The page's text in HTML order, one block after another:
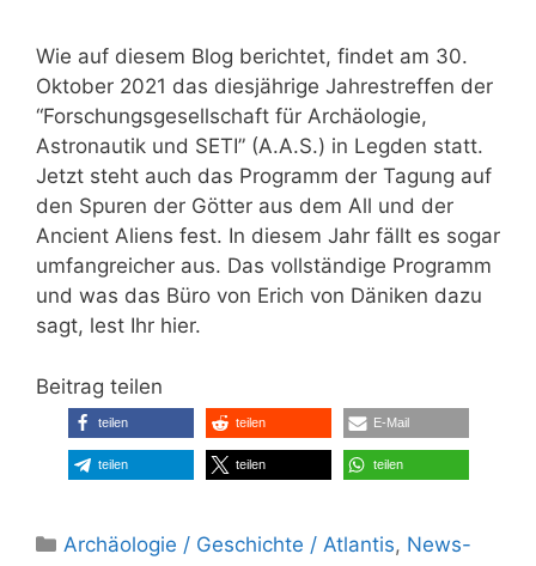
Wie auf diesem Blog berichtet, findet am 30.
Oktober 2021 das diesjährige Jahrestreffen der
“Forschungsgesellschaft für Archäologie,
Astronautik und SETI” (A.A.S.) in Legden statt.
Jetzt steht auch das Programm der Tagung auf
den Spuren der Götter aus dem All und der
Ancient Aliens fest. In diesem Jahr fällt es sogar
umfangreicher aus. Das vollständige Programm
und was das Büro von Erich von Däniken dazu
sagt, lest Ihr hier.
Beitrag teilen
teilen teilen E-Mail
teilen teilen teilen
Kategorien
Archäologie / Geschichte / Atlantis, News-